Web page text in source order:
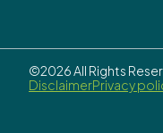
©2026 All Rights
DisclaimerPrivacy